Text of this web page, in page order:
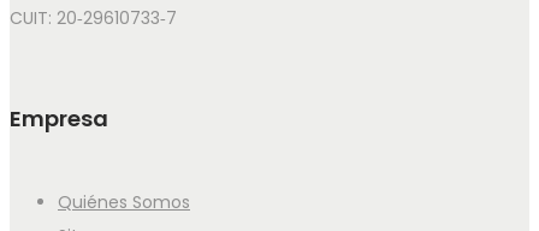
CUIT: 20‑29610733‑7
Empresa
Quiénes Somos